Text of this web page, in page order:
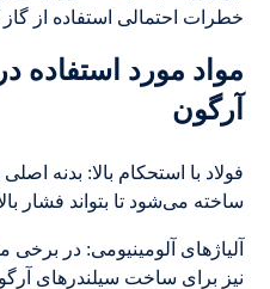
خطرات احتمالی استفاده از
مواد مورد استفاده
آرگون
فولاد با استحکام بالا: بدنه
ساخته می‌شود تا بتواند فشار
آلیاژهای آلومینیومی: در برخی
نیز برای ساخت سیلندرهای